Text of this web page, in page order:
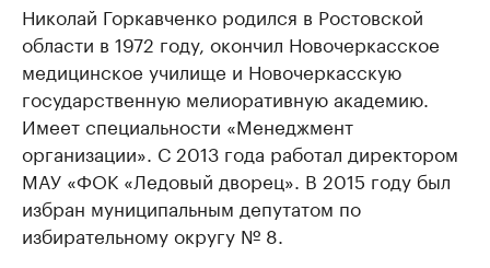
Николай Горкавченко родился в Ростовской
области в 1972 году, окончил Новочеркасское
медицинское училище и Новочеркасскую
государственную мелиоративную академию.
Имеет специальности «Менеджмент
организации». С 2013 года работал директором
МАУ «ФОК «Ледовый дворец». В 2015 году был
избран муниципальным депутатом по
избирательному округу № 8.